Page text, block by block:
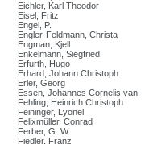
Eichler, Karl Theodor
Eisel, Fritz
Engel, P.
Engler-Feldmann, Christa
Engman, Kjell
Enkelmann, Siegfried
Erfurth, Hugo
Erhard, Johann Christoph
Erler, Georg
Essen, Johannes Cornelis van
Fehling, Heinrich Christoph
Feininger, Lyonel
Felixmüller, Conrad
Ferber, G. W.
Fiedler, Franz